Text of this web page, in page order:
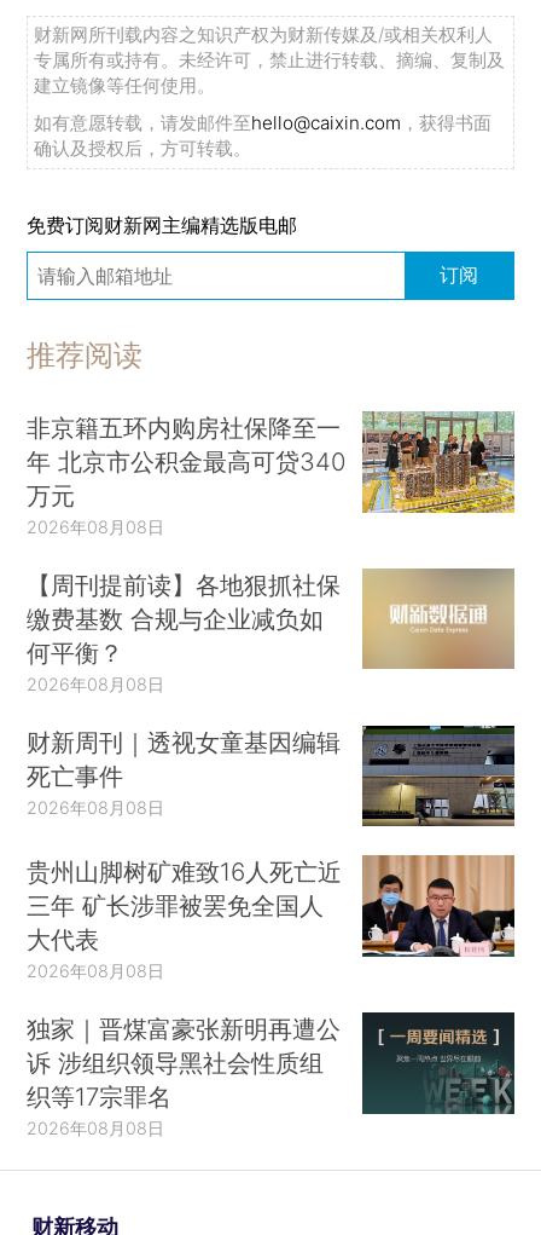
财新网所刊载内容之知识产权为财新传媒及/或相关权利人
专属所有或持有。未经许可，禁止进行转载、摘编、复制及
建立镜像等任何使用。
如有意愿转载，请发邮件至hello@caixin.com ，获得书面
确认及授权后，方可转载。
免费订阅财新网主编精选版电邮
订阅
推荐阅读
非京籍五环内购房社保降至一
年 北京市公积金最高可贷340
万元
2026年08月08日
【周刊提前读】各地狠抓社保
缴费基数 合规与企业减负如
何平衡？
2026年08月08日
财新周刊｜透视女童基因编辑
死亡事件
2026年08月08日
贵州山脚树矿难致16人死亡近
三年 矿长涉罪被罢免全国人
大代表
2026年08月08日
独家｜晋煤富豪张新明再遭公
诉 涉组织领导黑社会性质组
织等17宗罪名
2026年08月08日
财新移动